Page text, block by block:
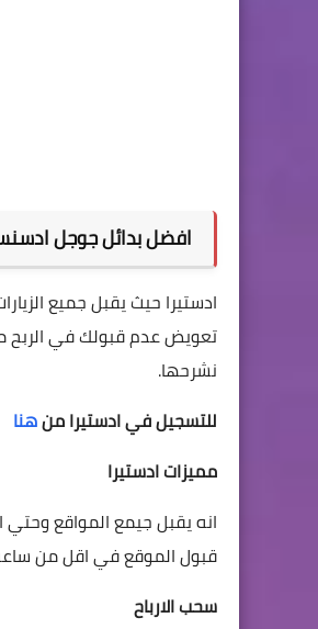
افضل بدائل جوجل
ادستيرا حيث يقبل جميع
تعويض عدم قبولك في الربح
نشرحها.
للتسجيل في ادستيرا منهنا
مميزات ادستيرا
انه يقبل جيمع المواقع
قبول الموقع في اقل من ساعة
سحب الارباح